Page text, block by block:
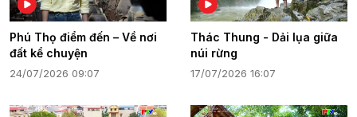
Phú Thọ điểm đến – Về nơi
đất kể chuyện
24/07/2026 09:07
Thác Thung - Dải lụa giữa
núi rừng
17/07/2026 16:07